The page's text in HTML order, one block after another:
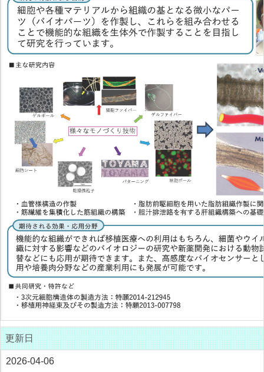
更新日
2026-04-06